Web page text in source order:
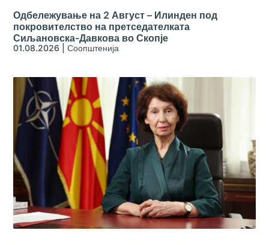
Одбележување на 2 Август – Илинден под
покровителство на претседателката
Сиљановска-Давкова во Скопје
01.08.2026 |Соопштенија